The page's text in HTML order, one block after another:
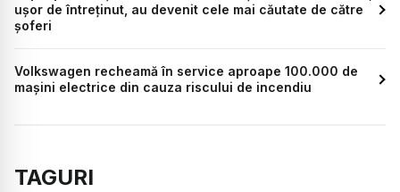
ușor de întreținut, au devenit cele mai căutate de către
șoferi
Volkswagen recheamă în service aproape 100.000 de
mașini electrice din cauza riscului de incendiu
TAGURI